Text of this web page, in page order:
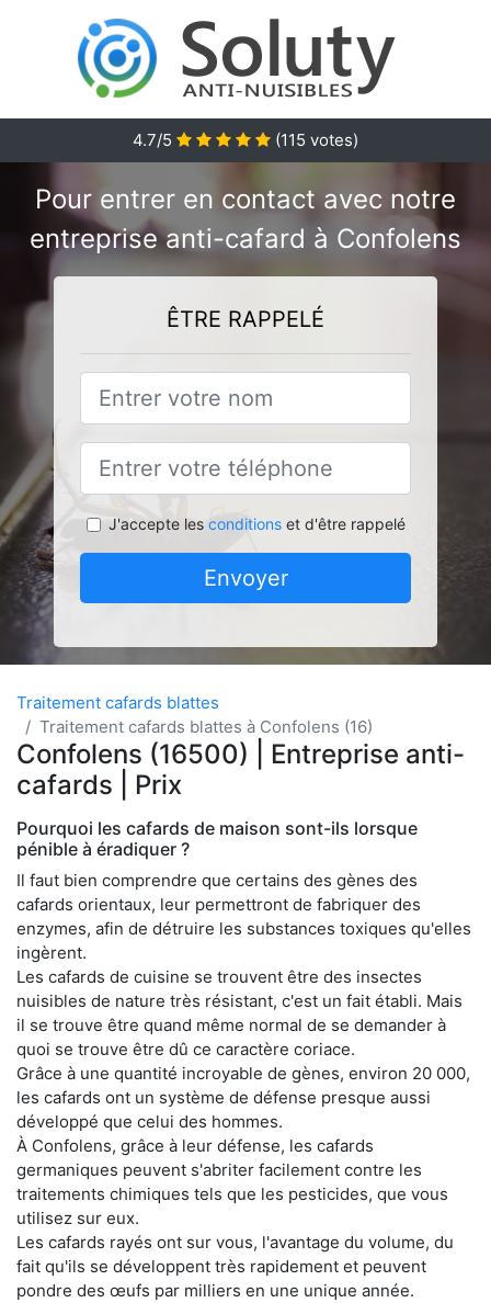
4.7/5 (115 votes)
Pour entrer en contact avec notre
entreprise anti-cafard à Confolens
ÊTRE RAPPELÉ
J'accepte les conditionset d'être rappelé
Envoyer
Traitement cafards blattes
Traitement cafards blattes à Confolens (16)
Confolens (16500) | Entreprise anti-
cafards | Prix
Pourquoi les cafards de maison sont-ils lorsque
pénible à éradiquer ?
Il faut bien comprendre que certains des gènes des
cafards orientaux, leur permettront de fabriquer des
enzymes, afin de détruire les substances toxiques qu'elles
ingèrent.
Les cafards de cuisine se trouvent être des insectes
nuisibles de nature très résistant, c'est un fait établi. Mais
il se trouve être quand même normal de se demander à
quoi se trouve être dû ce caractère coriace.
Grâce à une quantité incroyable de gènes, environ 20 000,
les cafards ont un système de défense presque aussi
développé que celui des hommes.
À Confolens, grâce à leur défense, les cafards
germaniques peuvent s'abriter facilement contre les
traitements chimiques tels que les pesticides, que vous
utilisez sur eux.
Les cafards rayés ont sur vous, l'avantage du volume, du
fait qu'ils se développent très rapidement et peuvent
pondre des œufs par milliers en une unique année.